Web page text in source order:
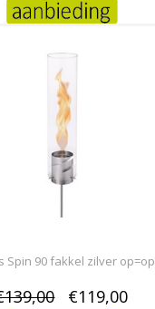
Spin 90 fakkel zilver op=op
€119,00